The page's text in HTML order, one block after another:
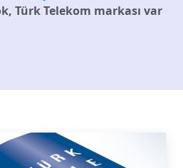
Türk Telekom markası var